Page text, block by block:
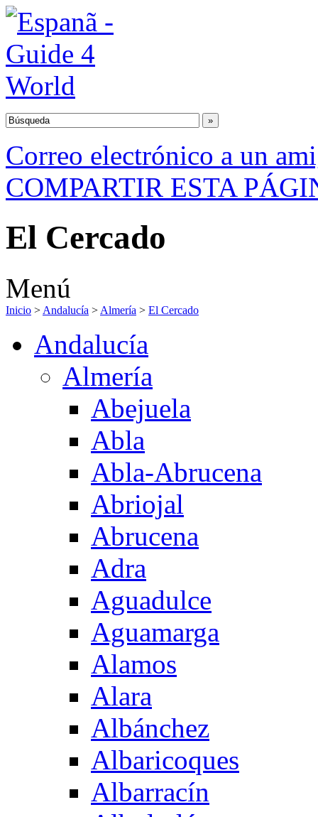
Correo electrónico a un
COMPARTIR ESTA
El Cercado
Menú
Inicio > Andalucía > Almería > El Cercado
Andalucía
Almería
Abejuela
Abla
Abla-Abrucena
Abriojal
Abrucena
Adra
Aguadulce
Aguamarga
Alamos
Alara
Albánchez
Albaricoques
Albarracín